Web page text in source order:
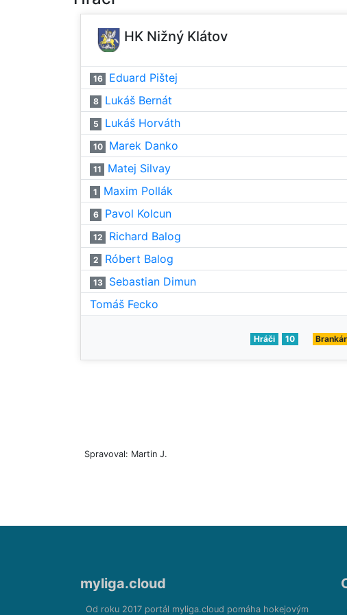
HK Nižný Klátov
16 Eduard Pištej
8 Lukáš Bernát
5 Lukáš Horváth
10 Marek Danko
11 Matej Silvay
1 Maxim Pollák
6 Pavol Kolcun
12 Richard Balog
2 Róbert Balog
13
Sebastian Dimun
Tomáš Fecko
Hráči 10 Brankár
Spravoval: Martin J.
myliga.cloud
Od roku 2017 portál myliga.cloud pomáha hokejovým